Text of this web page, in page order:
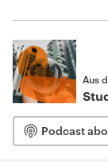
Aus
Podcast